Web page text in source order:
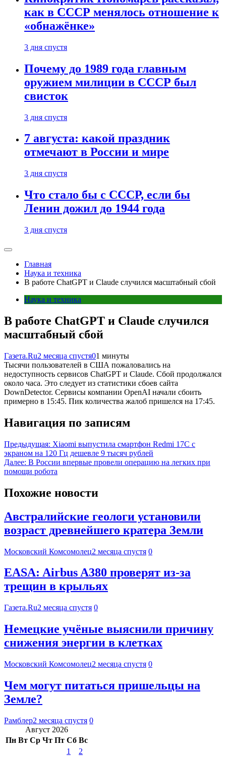
как в СССР менялось отношение к
«обнажёнке»
3 дня спустя
Почему до 1989 года главным
оружием милиции в СССР был
свисток
3 дня спустя
7 августа: какой праздник
отмечают в России и мире
3 дня спустя
Что стало бы с СССР, если бы
Ленин дожил до 1944 года
3 дня спустя
Главная
Наука и техника
В работе ChatGPT и Claude случился масштабный сбой
Наука и техника
В работе ChatGPT и Claude случился
масштабный сбой
Газета.Ru2 месяца спустя01 минуты
Тысячи пользователей в США пожаловались на
недоступность сервисов ChatGPT и Claude. Сбой продолжался
около часа. Это следует из статистики сбоев сайта
DownDetector. Сервисы компании OpenAI начали сбоить
примерно в 15:45. Пик количества жалоб пришелся на 17:45.
Навигация по записям
Предыдущая: Xiaomi выпустила смартфон Redmi 17C с
экраном на 120 Гц дешевле 9 тысяч рублей
Далее: В России впервые провели операцию на легких при
помощи робота
Похожие новости
Австралийские геологи установили
возраст древнейшего кратера Земли
Московский Комсомолец2 месяца спустя 0
EASA: Airbus A380 проверят из-за
трещин в крыльях
Газета.Ru2 месяца спустя 0
Немецкие учёные выяснили причину
снижения энергии в клетках
Московский Комсомолец2 месяца спустя 0
Чем могут питаться пришельцы на
Земле?
Рамблер2 месяца спустя 0
Август 2026
Пн Вт Ср Чт Пт Сб Вс
1
2